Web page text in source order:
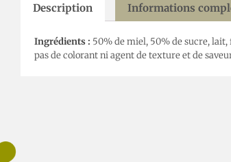
Description Informations
Ingrédients : 50% de miel, 50% de sucre,
pas de colorant ni agent de texture et de